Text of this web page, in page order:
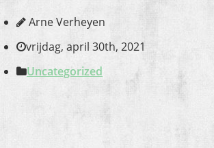
Arne Verheyen
vrijdag, april 30th, 2021
Uncategorized